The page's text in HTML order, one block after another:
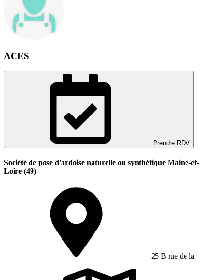
ACES
Prendre RDV
Société de pose d'ardoise naturelle ou synthétique Maine-et-
Loire (49)
25 B rue de la